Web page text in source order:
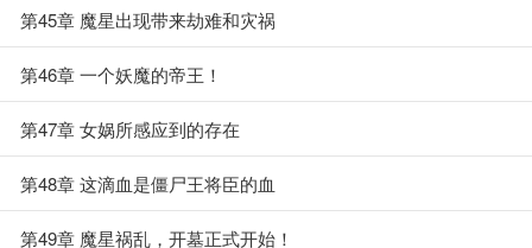
第45章 魔星出现带来劫难和灾祸
第46章 一个妖魔的帝王！
第47章 女娲所感应到的存在
第48章 这滴血是僵尸王将臣的血
第49章 魔星祸乱，开墓正式开始！